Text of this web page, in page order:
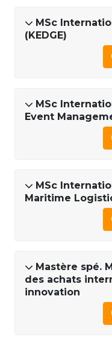
MSc
(KEDGE)
MSc
Event
MSc
Maritime
Mastère spé.
des achats
innovation